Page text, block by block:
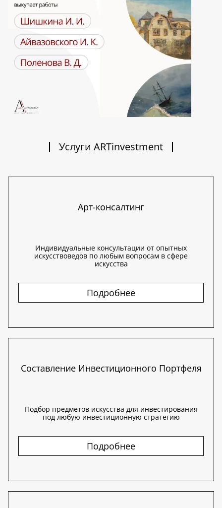
Услуги ARTinvestment
Арт-консалтинг
Индивидуальные консультации от опытных
искусствоведов по любым вопросам в сфере
искусства
Подробнее
Составление Инвестиционного Портфеля
Подбор предметов искусства для инвестирования
под любую инвестиционную стратегию
Подробнее